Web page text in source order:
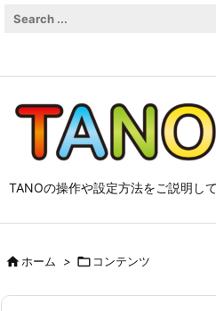
TANOの操作や設定方法をご説明して
ホーム >  コンテンツ